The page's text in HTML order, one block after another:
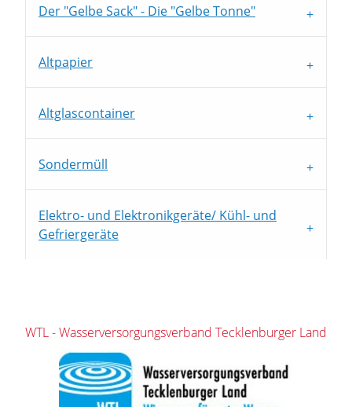
Der "Gelbe Sack" - Die "Gelbe Tonne"
Altpapier
Altglascontainer
Sondermüll
Elektro- und Elektronikgeräte/ Kühl- und
Gefriergeräte
WTL - Wasserversorgungsverband Tecklenburger Land